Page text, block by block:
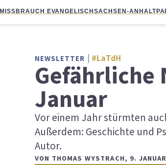
MISSBRAUCH EVANGELISCHSACHSEN-ANHALT
NEWSLETTER #LaTdH
Gefährliche
Januar
Vor einem Jahr stürmten
Außerdem: Geschichte und
Autor.
VON THOMAS WYSTRACH, 9.